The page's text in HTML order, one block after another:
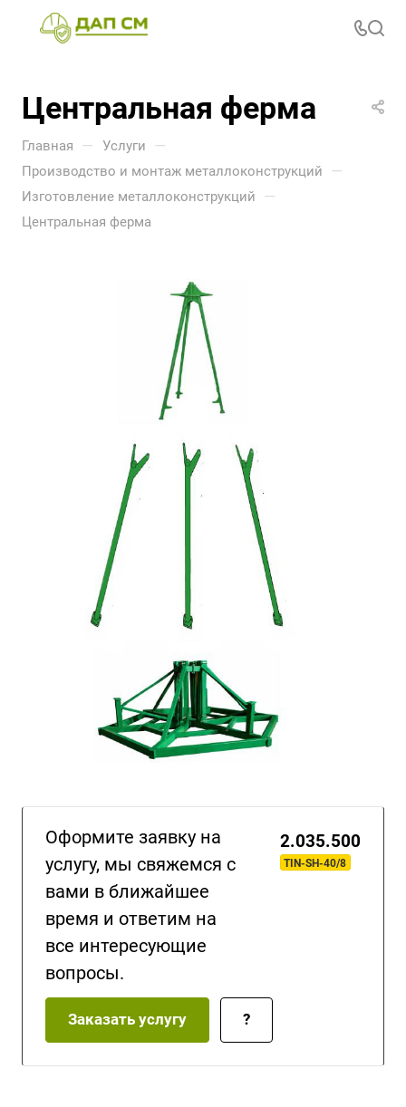
Центральная ферма
Главная — Услуги —
Производство и монтаж металлоконструкций —
Изготовление металлоконструкций —
Центральная ферма
Оформите заявку на
услугу, мы свяжемся с
вами в ближайшее
время и ответим на
все интересующие
вопросы.
2.035.500
TIN-SH-40/8
Заказать услугу ?